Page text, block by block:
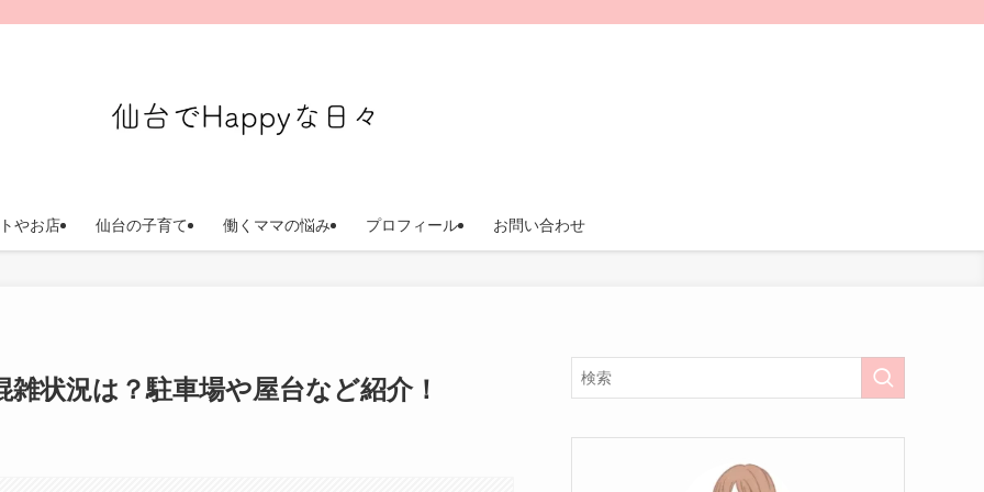
やお店 仙台の子育て 働くママの悩み プロフィール お問い合わせ
状況は？駐車場や屋台など紹介！